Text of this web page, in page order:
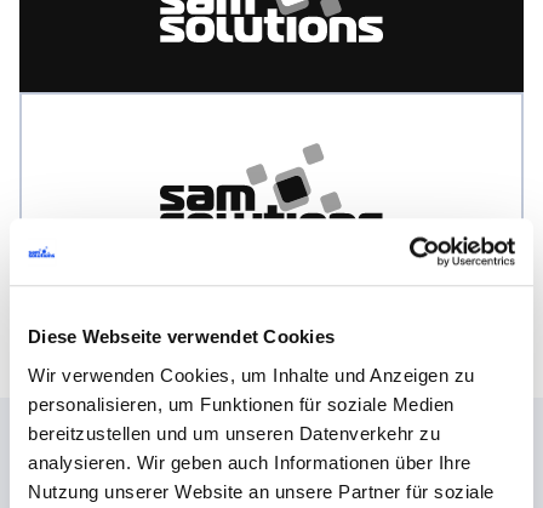
Diese Webseite verwendet Cookies
Wir verwenden Cookies, um Inhalte und Anzeigen zu
personalisieren, um Funktionen für soziale Medien
bereitzustellen und um unseren Datenverkehr zu
analysieren. Wir geben auch Informationen über Ihre
Nutzung unserer Website an unsere Partner für soziale
Logos herunterladen (SVG, PNG)
Kontaktieren Sie uns